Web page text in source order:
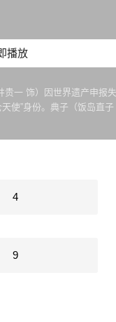
播放
一 饰）因世界遗产申报
”身份。典子（饭岛直
薰子（长谷川京子 饰）
4
9